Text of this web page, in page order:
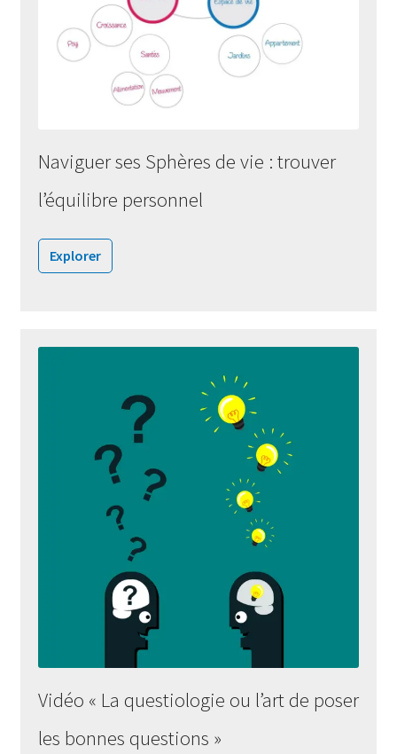
Naviguer ses Sphères de vie : trouver
l’équilibre personnel
Explorer
Vidéo « La questiologie ou l’art de poser
les bonnes questions »